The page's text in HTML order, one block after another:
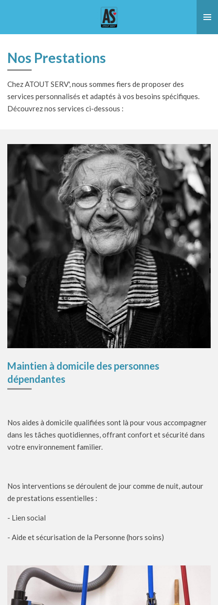
contenu
Nos Prestations
Chez ATOUT SERV', nous sommes fiers de proposer des
services personnalisés et adaptés à vos besoins spécifiques.
Découvrez nos services ci-dessous :
Maintien à domicile des personnes
dépendantes
Nos aides à domicile qualifiées sont là pour vous accompagner
dans les tâches quotidiennes, offrant confort et sécurité dans
votre environnement familier.
Nos interventions se déroulent de jour comme de nuit, autour
de prestations essentielles :
- Lien social
- Aide et sécurisation de la Personne (hors soins)